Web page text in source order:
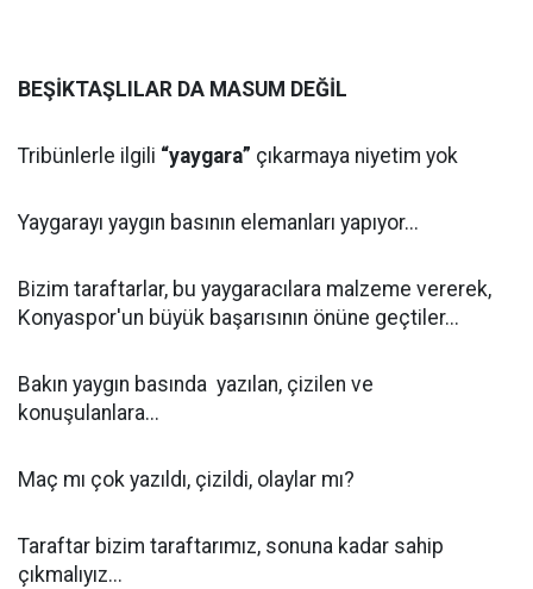
BEŞİKTAŞLILAR DA MASUM DEĞİL
Tribünlerle ilgili “yaygara” çıkarmaya niyetim yok
Yaygarayı yaygın basının elemanları yapıyor...
Bizim taraftarlar, bu yaygaracılara malzeme vererek,
Konyaspor'un büyük başarısının önüne geçtiler...
Bakın yaygın basında yazılan, çizilen ve
konuşulanlara...
Maç mı çok yazıldı, çizildi, olaylar mı?
Taraftar bizim taraftarımız, sonuna kadar sahip
çıkmalıyız...